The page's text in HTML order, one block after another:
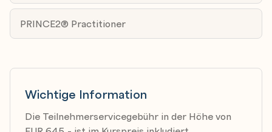
PRINCE2® Practitioner
Wichtige Information
Die Teilnehmerservicegebühr in der Höhe von